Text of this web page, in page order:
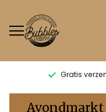
Gratis
Clutches
Avondmarkt